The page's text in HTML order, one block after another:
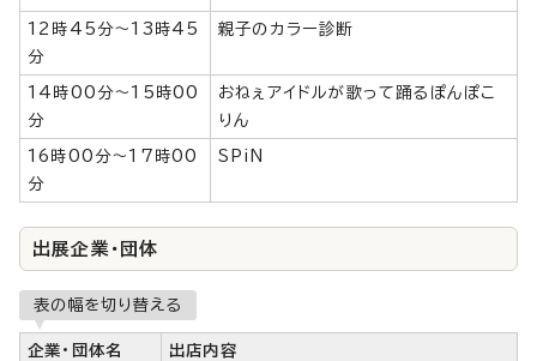
12時45分～13時45
分
親子のカラー診断
14時00分～15時00
分
おねぇアイドルが歌って踊るぽんぽこ
りん
16時00分～17時00
分
SPiN
出展企業・団体
表の幅を切り替える
企業・団体名 出店内容